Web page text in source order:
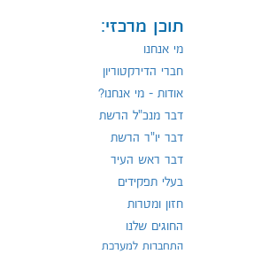
תוכן מרכזי:
מי אנחנו
חברי הדירקטוריון
אודות - מי אנחנו?
דבר מנכ"ל הרשת
דבר יו"ר הרשת
דבר ראש העיר
בעלי תפקידים
חזון ומטרות
החוגים שלנו
התחברות למערכת